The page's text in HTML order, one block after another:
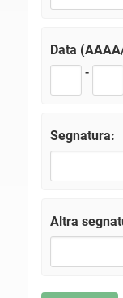
Data
-
Segnatura:
Altra